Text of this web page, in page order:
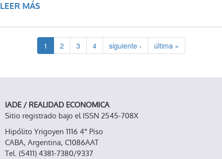
LEER MÁS
1 2 3 4 siguiente › última »
IADE / REALIDAD ECONOMICA
Sitio registrado bajo el ISSN 2545-708X
Hipólito Yrigoyen 1116 4° Piso
CABA, Argentina, C1086AAT
Tel. (5411) 4381-7380/9337